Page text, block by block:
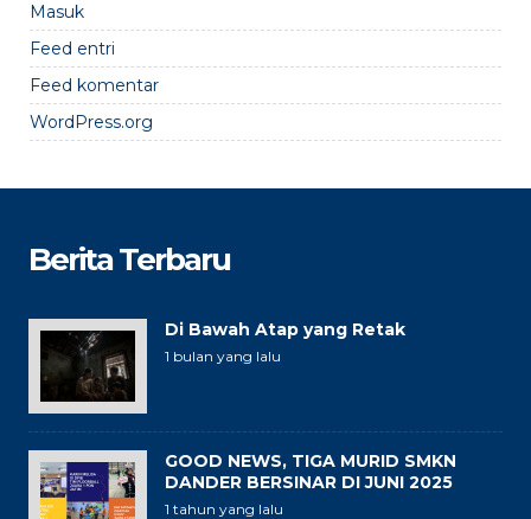
Masuk
Feed entri
Feed komentar
WordPress.org
Berita Terbaru
Di Bawah Atap yang Retak
1 bulan yang lalu
GOOD NEWS, TIGA MURID SMKN
DANDER BERSINAR DI JUNI 2025
1 tahun yang lalu